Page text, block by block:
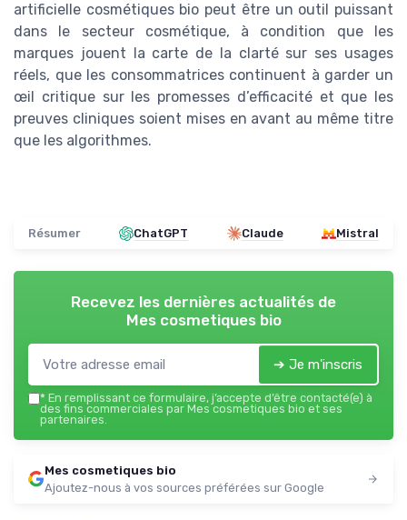
artificielle cosmétiques bio peut être un outil puissant
dans le secteur cosmétique, à condition que les
marques jouent la carte de la clarté sur ses usages
réels, que les consommatrices continuent à garder un
œil critique sur les promesses d’efficacité et que les
preuves cliniques soient mises en avant au même titre
que les algorithmes.
Résumer ChatGPT Claude Mistral
Recevez les dernières actualités de
Mes cosmetiques bio
➔ Je m'inscris
* En remplissant ce formulaire, j’accepte d’être contacté(e) à
des fins commerciales par Mes cosmetiques bio et ses
partenaires.
Mes cosmetiques bio
Ajoutez-nous à vos sources préférées sur Google